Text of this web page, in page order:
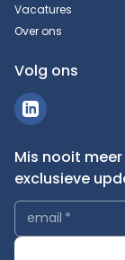
Vacatures
Over ons
Volg ons
Mis nooit
exclusieve
email *